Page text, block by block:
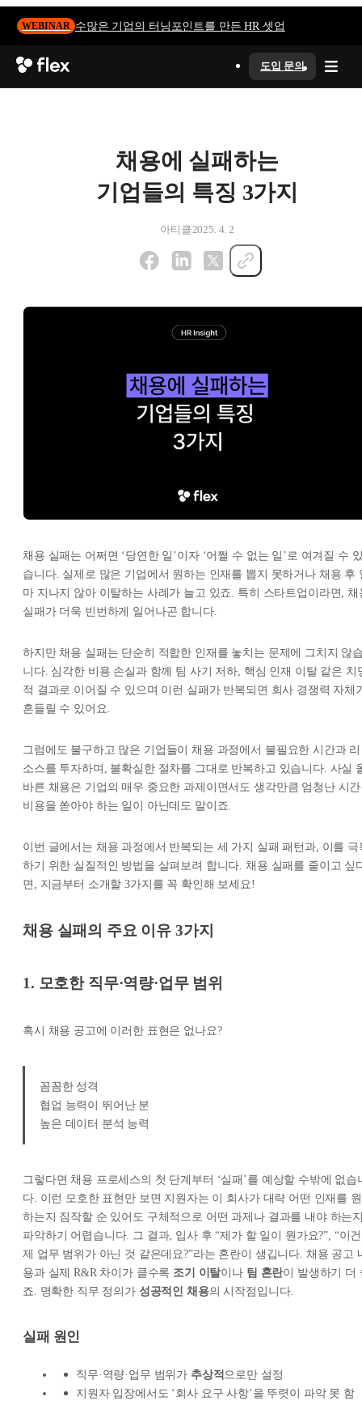
WEBINAR 수많은 기업의 터닝포인트를 만든 HR 셋업
도입 문의
채용에 실패하는
기업들의 특징 3가지
아티클 2025. 4. 2
채용 실패는 어쩌면 ‘당연한 일’이자 ‘어쩔 수 없는 일’로 여겨질 수
습니다. 실제로 많은 기업에서 원하는 인재를 뽑지 못하거나 채용 후
마 지나지 않아 이탈하는 사례가 늘고 있죠. 특히 스타트업이라면, 채
실패가 더욱 빈번하게 일어나곤 합니다.
하지만 채용 실패는 단순히 적합한 인재를 놓치는 문제에 그치지 않
니다. 심각한 비용 손실과 함께 팀 사기 저하, 핵심 인재 이탈 같은 치
적 결과로 이어질 수 있으며 이런 실패가 반복되면 회사 경쟁력 자체
흔들릴 수 있어요.
그럼에도 불구하고 많은 기업들이 채용 과정에서 불필요한 시간과 리
소스를 투자하며, 불확실한 절차를 그대로 반복하고 있습니다. 사실
바른 채용은 기업의 매우 중요한 과제이면서도 생각만큼 엄청난 시간
비용을 쏟아야 하는 일이 아닌데도 말이죠.
이번 글에서는 채용 과정에서 반복되는 세 가지 실패 패턴과, 이를 극
하기 위한 실질적인 방법을 살펴보려 합니다. 채용 실패를 줄이고 싶
면, 지금부터 소개할 3가지를 꼭 확인해 보세요!
채용 실패의 주요 이유 3가지
1. 모호한 직무·역량·업무 범위
혹시 채용 공고에 이러한 표현은 없나요?
꼼꼼한 성격
협업 능력이 뛰어난 분
높은 데이터 분석 능력
그렇다면 채용 프로세스의 첫 단계부터 ‘실패’를 예상할 수밖에 없습
다. 이런 모호한 표현만 보면 지원자는 이 회사가 대략 어떤 인재를 원
하는지 짐작할 순 있어도 구체적으로 어떤 과제나 결과를 내야 하는
파악하기 어렵습니다. 그 결과, 입사 후 “제가 할 일이 뭔가요?”, “이건
제 업무 범위가 아닌 것 같은데요?”라는 혼란이 생깁니다. 채용 공고
용과 실제 R&R 차이가 클수록 조기 이탈이나 팀 혼란이 발생하기 더
죠. 명확한 직무 정의가 성공적인 채용의 시작점입니다.
실패 원인
직무·역량·업무 범위가 추상적 으로만 설정
지원자 입장에서도 ‘회사 요구 사항’을 뚜렷이 파악 못 함